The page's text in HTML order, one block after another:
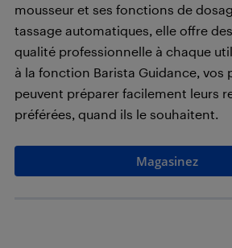
mousseur et ses fonctions de
tassage automatiques, elle offre
qualité professionnelle à chaque
à la fonction Barista Guidance, vos
peuvent préparer facilement leurs
préférées, quand ils le souhaitent.
Magasinez